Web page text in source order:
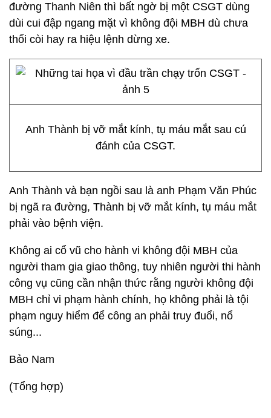
đường Thanh Niên thì bất ngờ bị một CSGT dùng
dùi cui đập ngang mặt vì không đội MBH dù chưa
thổi còi hay ra hiệu lệnh dừng xe.
Anh Thành bị vỡ mắt kính, tụ máu mắt sau cú
đánh của CSGT.
Anh Thành và bạn ngồi sau là anh Phạm Văn Phúc
bị ngã ra đường, Thành bị vỡ mắt kính, tụ máu mắt
phải vào bệnh viện.
Không ai cổ vũ cho hành vi không đội MBH của
người tham gia giao thông, tuy nhiên người thi hành
công vụ cũng cần nhận thức rằng người không đội
MBH chỉ vi phạm hành chính, họ không phải là tội
phạm nguy hiểm để công an phải truy đuổi, nổ
súng...
Bảo Nam
(Tổng hợp)